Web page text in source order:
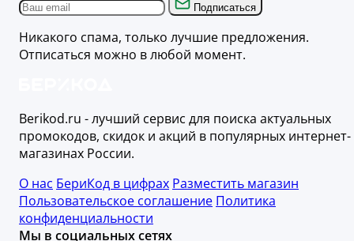
Подписаться
Никакого спама, только лучшие предложения.
Отписаться можно в любой момент.
Berikod.ru - лучший сервис для поиска актуальных
промокодов, скидок и акций в популярных интернет-
магазинах России.
О нас БериКод в цифрах Разместить магазин
Пользовательское соглашение Политика
конфиденциальности
Мы в социальных сетях